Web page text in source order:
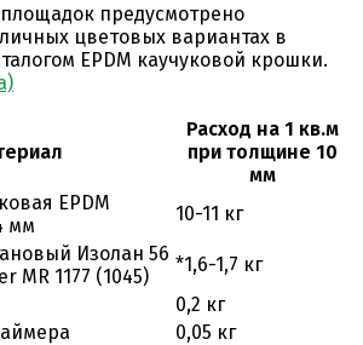
предусмотрено
цветовых вариантах в
EPDM каучуковой крошки.
Расход на 1 кв.м
при толщине 10
мм
EPDM
мм
10-11 кг
Изолан 56
MR 1177 (1045)
*1,6-1,7 кг
0,2 кг
0,05 кг